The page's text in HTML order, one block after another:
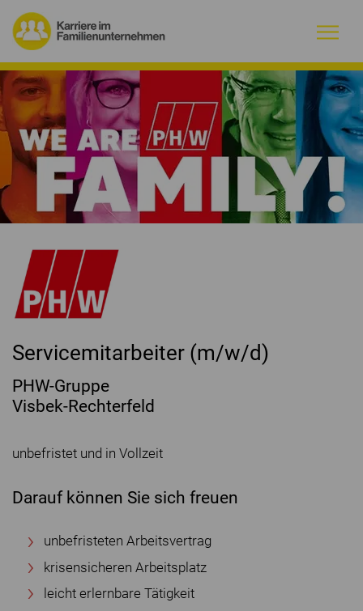
Warum Familienunternehmen?
Firmenprofile
Jobs
Magazin
Initiative
Kontakt
Servicemitarbeiter (m/w/d)
PHW-Gruppe
Visbek-Rechterfeld
unbefristet und in Vollzeit
Darauf können Sie sich freuen
unbefristeten Arbeitsvertrag
krisensicheren Arbeitsplatz
leicht erlernbare Tätigkeit